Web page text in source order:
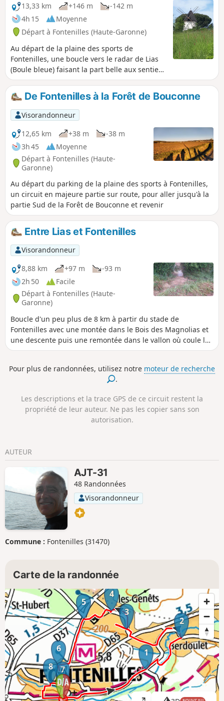
13,33 km
+146 m
-142 m
4h 15
Moyenne
Départ à Fontenilles (Haute-Garonne)
Au départ de la plaine des sports de
Fontenilles, une boucle vers le radar de Lias
(Boule bleue) faisant la part belle aux sentiers
et aux sous-bois.
De Fontenilles à la Forêt de Bouconne
Visorandonneur
12,65 km
+38 m
-38 m
3h 45
Moyenne
Départ à Fontenilles (Haute-
Garonne)
Au départ du parking de la plaine des sports à Fontenilles,
un circuit en majeure partie sur route, pour aller jusqu'à la
partie Sud de la Forêt de Bouconne et revenir
Entre Lias et Fontenilles
Visorandonneur
8,88 km
+97 m
-93 m
2h 50
Facile
Départ à Fontenilles (Haute-
Garonne)
Boucle d'un peu plus de 8 km à partir du stade de
Fontenilles avec une montée dans le Bois des Magnolias et
une descente puis une remontée dans le vallon où coule le
Ruisseau des Crabères pour revenir au stade. Le
qui montait en bordure sud du bois et en contre partie,
nous autorise à utiliser un nouveau chemin qui serpente un
Pour plus de randonnées, utilisez notre moteur de recherche
.
Les descriptions et la trace GPS de ce circuit restent la
propriété de leur auteur. Ne pas les copier sans son
autorisation.
AUTEUR
AJT-31
48 Randonnées
Visorandonneur
Commune : Fontenilles (31470)
Carte de la randonnée
1
2
3
4
5
6
7
8